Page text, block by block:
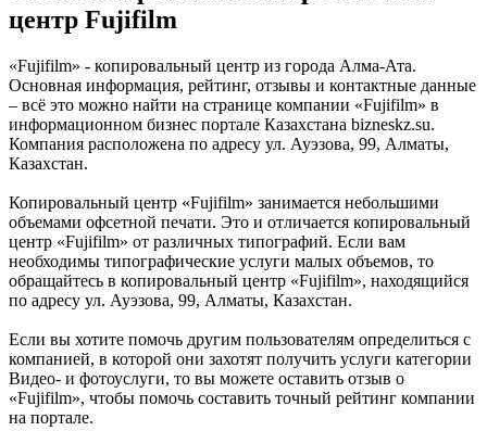
центр Fujifilm
«Fujifilm» - копировальный центр из города Алма-Ата.
Основная информация, рейтинг, отзывы и контактные данные
– всё это можно найти на странице компании «Fujifilm» в
информационном бизнес портале Казахстана bizneskz.su.
Компания расположена по адресу ул. Ауэзова, 99, Алматы,
Казахстан.
Копировальный центр «Fujifilm» занимается небольшими
объемами офсетной печати. Это и отличается копировальный
центр «Fujifilm» от различных типографий. Если вам
необходимы типографические услуги малых объемов, то
обращайтесь в копировальный центр «Fujifilm», находящийся
по адресу ул. Ауэзова, 99, Алматы, Казахстан.
Если вы хотите помочь другим пользователям определиться с
компанией, в которой они захотят получить услуги категории
Видео- и фотоуслуги, то вы можете оставить отзыв о
«Fujifilm», чтобы помочь составить точный рейтинг компании
на портале.